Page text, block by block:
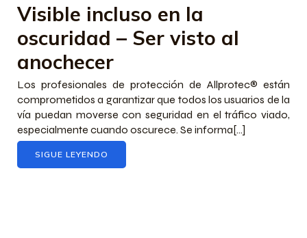
Visible incluso en la
oscuridad – Ser visto al
anochecer
Los profesionales de protección de Allprotec® están
comprometidos a garantizar que todos los usuarios de la
vía puedan moverse con seguridad en el tráfico viado,
especialmente cuando oscurece. Se informa[...]
SIGUE LEYENDO